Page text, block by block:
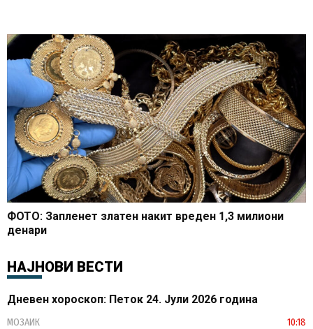
ФОТО: Запленет златен накит вреден 1,3 милиони
денари
НАЈНОВИ ВЕСТИ
Дневен хороскоп: Петок 24. Јули 2026 година
МОЗАИК 10:18